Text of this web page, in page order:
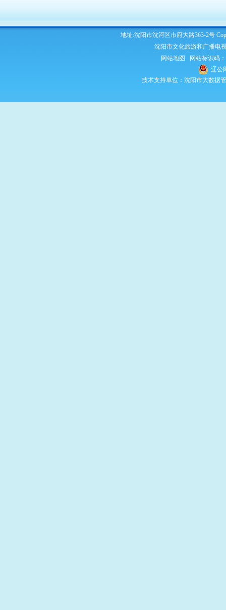
地址:沈阳市沈河区市府大路363-2号
沈阳市文化旅游和广播电
网站地图
网站标识码
辽公
技术支持单位：沈阳市大数据